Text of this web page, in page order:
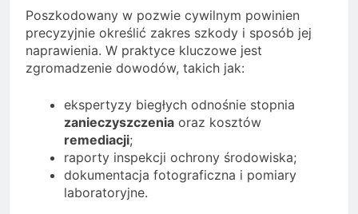
Poszkodowany w pozwie cywilnym powinien
precyzyjnie określić zakres szkody i sposób jej
naprawienia. W praktyce kluczowe jest
zgromadzenie dowodów, takich jak:
ekspertyzy biegłych odnośnie stopnia
zanieczyszczenia oraz kosztów
remediacji;
raporty inspekcji ochrony środowiska;
dokumentacja fotograficzna i pomiary
laboratoryjne.